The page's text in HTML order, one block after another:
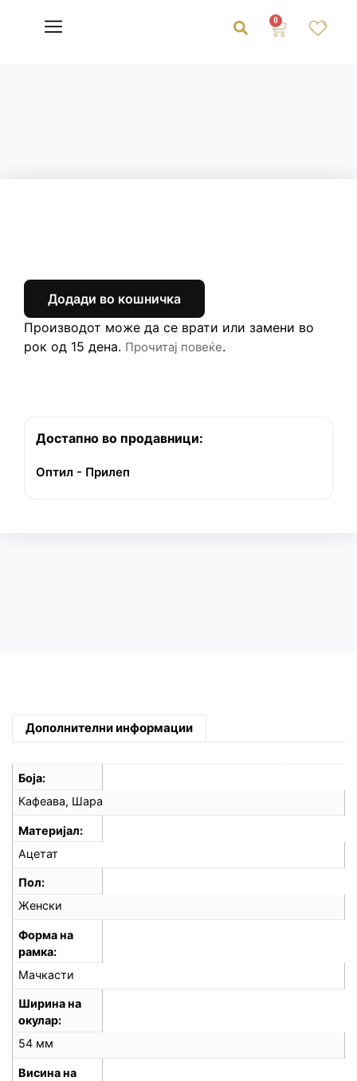
0
Додади во кошничка
Производот може да се врати или замени во
рок од 15 дена. Прочитај повеќе.
Достапно во продавници:
Оптил - Прилеп
Дополнителни информации
Боја
Кафеава, Шара
Материјал
Ацетат
Пол
Женски
Форма на
рамка
Мачкасти
Ширина на
окулар
54 мм
Висина на